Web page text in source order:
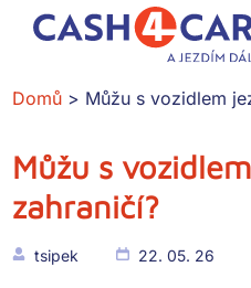
Můžu s vozidlem jezdit do
CASH4CAR
SLUŽBY
Domů Můžu s vozidlem
Můžu s
zahraničí?
tsipek 22. 05. 26